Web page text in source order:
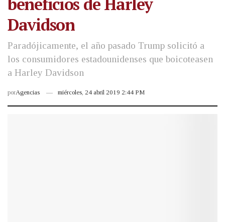
Davidson
Paradójicamente, el año pasado Trump solicitó a
los consumidores estadounidenses que boicoteasen
a Harley Davidson
porAgencias miércoles, 24 abril 2019 2:44 PM